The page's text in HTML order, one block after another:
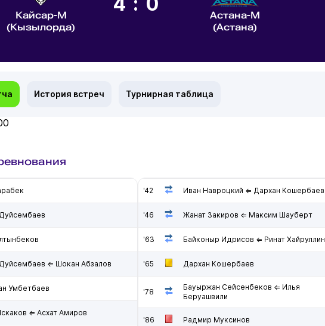
Кайсар-М
(Кызылорда)
Астана-М
(Астана)
История встреч Турнирная таблица
⇐ Шокан Абзалов
Умбетбаев
⇐ Асхат Амиров
'42 Иван Навроцкий ⇐ Дархан Кошербаев
'46 Жанат Закиров ⇐ Максим Шауберт
'63 Байконыр Идрисов ⇐ Ринат Хайруллин
'65 Дархан Кошербаев
'78
Бауыржан Сейсенбеков ⇐ Илья
Беруашвили
'86 Радмир Муксинов